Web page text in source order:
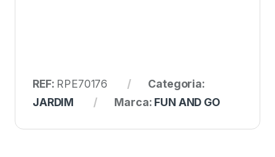
REF: RPE70176
Categoria:
JARDIM
Marca: FUN AND GO